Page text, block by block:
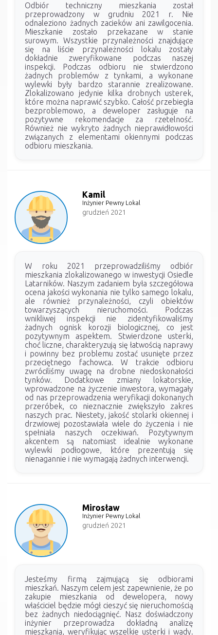
Odbiór techniczny mieszkania został
przeprowadzony w grudniu 2021 r. Nie
odnaleziono żadnych zacieków ani zawilgocenia.
Mieszkanie zostało przekazane w stanie
surowym. Wszystkie przynależności znajdujące
się na liście przynależności lokalu zostały
dokładnie zweryfikowane podczas naszej
inspekcji. Podczas odbioru nie stwierdzono
żadnych problemów z tynkami, a wykonane
wylewki były bardzo starannie zrealizowane.
Zlokalizowano jedynie kilka drobnych usterek,
które można naprawić szybko. Całość przebiegła
bezproblemowo, a deweloper zasługuje na
pozytywne rekomendacje za rzetelność.
Również nie wykryto żadnych nieprawidłowości
związanych z elementami okiennymi podczas
odbioru mieszkania.
Kamil
Inżynier Pewny Lokal
grudzień 2021
W roku 2021 przeprowadziliśmy odbiór
mieszkania zlokalizowanego w inwestycji Osiedle
Latarników. Naszym zadaniem była szczegółowa
ocena jakości wykonania nie tylko samego lokalu,
ale również przynależności, czyli obiektów
towarzyszących nieruchomości. Podczas
wnikliwej inspekcji nie zidentyfikowaliśmy
żadnych ognisk korozji biologicznej, co jest
pozytywnym aspektem. Stwierdzone usterki,
choć liczne, charakteryzują się łatwością naprawy
i powinny bez problemu zostać usunięte przez
przeciętnego fachowca. W trakcie odbioru
zwróciliśmy uwagę na drobne niedoskonałości
tynków. Dodatkowe zmiany lokatorskie,
wprowadzone na życzenie inwestora, wymagały
od nas przeprowadzenia weryfikacji dokonanych
przeróbek, co nieznacznie zwiększyło zakres
naszych prac. Niestety, jakość stolarki okiennej i
drzwiowej pozostawiała wiele do życzenia i nie
spełniała naszych oczekiwań. Pozytywnym
akcentem są natomiast idealnie wykonane
wylewki podłogowe, które prezentują się
nienagannie i nie wymagają żadnych interwencji.
Mirosław
Inżynier Pewny Lokal
grudzień 2021
Jesteśmy firmą zajmującą się odbiorami
mieszkań. Naszym celem jest zapewnienie, że po
zakupie mieszkania od dewelopera, nowy
właściciel będzie mógł cieszyć się nieruchomością
bez żadnych niedociągnięć. Nasz doświadczony
inżynier przeprowadza dokładną analizę
mieszkania, weryfikując wszelkie usterki i wady.